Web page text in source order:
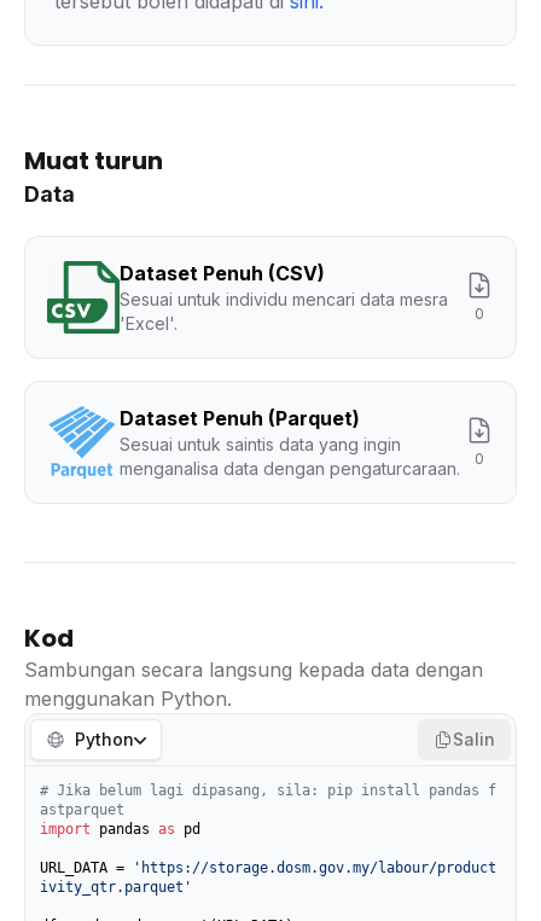
Muat turun
Data
Dataset Penuh (CSV)
Sesuai untuk individu mencari data mesra
'Excel'.
0
Dataset Penuh (Parquet)
Sesuai untuk saintis data yang ingin
menganalisa data dengan pengaturcaraan.
0
Kod
Sambungan secara langsung kepada data dengan
menggunakan Python.
Python Salin
# Jika belum lagi dipasang, sila: pip install pandas f
astparquet
import pandas as pd
URL_DATA =
'https://storage.dosm.gov.my/labour/product
ivity_qtr.parquet'